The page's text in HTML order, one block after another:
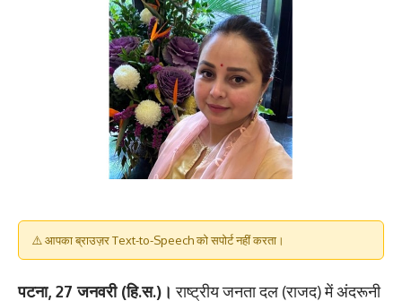
⚠️ आपका ब्राउज़र Text-to-Speech को सपोर्ट नहीं करता।
पटना, 27 जनवरी (हि.स.)। राष्ट्रीय जनता दल (राजद) में अंदरूनी